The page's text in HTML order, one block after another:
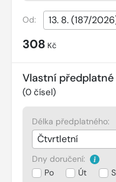
Od:
308 Kč
Vlastní předplatné
(0 čísel)
Délka předplatného:
Dny doručení:
Po
Út